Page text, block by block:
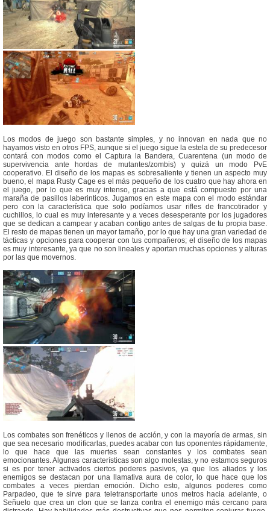
Los modos de juego son bastante simples, y no innovan en nada que no
hayamos visto en otros FPS, aunque si el juego sigue la estela de su predecesor
contará con modos como el Captura la Bandera, Cuarentena (un modo de
supervivencia ante hordas de mutantes/zombis) y quizá un modo PvE
cooperativo. El diseño de los mapas es sobresaliente y tienen un aspecto muy
bueno, el mapa Rusty Cage es el más pequeño de los cuatro que hay ahora en
el juego, por lo que es muy intenso, gracias a que está compuesto por una
maraña de pasillos laberinticos. Jugamos en este mapa con el modo estándar
pero con la característica que solo podíamos usar rifles de francotirador y
cuchillos, lo cual es muy interesante y a veces desesperante por los jugadores
que se dedican a campear y acaban contigo antes de salgas de tu propia base.
El resto de mapas tienen un mayor tamaño, por lo que hay una gran variedad de
tácticas y opciones para cooperar con tus compañeros; el diseño de los mapas
es muy interesante, ya que no son lineales y aportan muchas opciones y alturas
por las que movernos.
Los combates son frenéticos y llenos de acción, y con la mayoría de armas, sin
que sea necesario modificarlas, puedes acabar con tus oponentes rápidamente,
lo que hace que las muertes sean constantes y los combates sean
emocionantes. Algunas características son algo molestas, y no estamos seguros
si es por tener activados ciertos poderes pasivos, ya que los aliados y los
enemigos se destacan por una llamativa aura de color, lo que hace que los
combates a veces pierdan emoción. Dicho esto, algunos poderes como
Parpadeo, que te sirve para teletransportarte unos metros hacia adelante, o
Señuelo que crea un clon que se lanza contra el enemigo más cercano para